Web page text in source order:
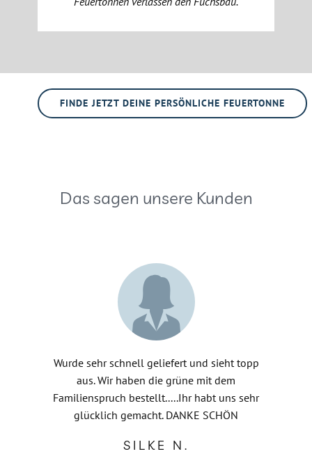
FINDE JETZT DEINE PERSÖNLICHE FEUERTONNE
Das sagen unsere Kunden
Wurde sehr schnell geliefert und sieht topp
aus. Wir haben die grüne mit dem
Familienspruch bestellt.....Ihr habt uns sehr
glücklich gemacht. DANKE SCHÖN
SILKE N.